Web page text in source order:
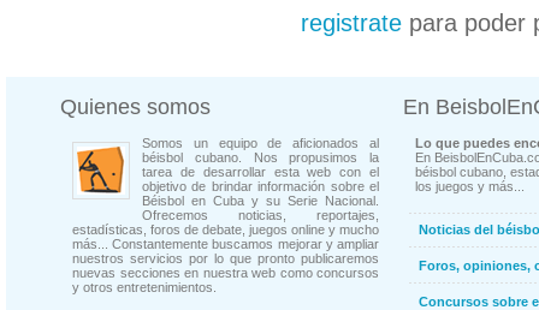
registrate para poder
Quienes somos
Somos un equipo de aficionados al
béisbol cubano. Nos propusimos la
tarea de desarrollar esta web con el
objetivo de brindar información sobre el
Béisbol en Cuba y su Serie Nacional.
Ofrecemos noticias, reportajes,
estadísticas, foros de debate, juegos online y mucho
más... Constantemente buscamos mejorar y ampliar
nuestros servicios por lo que pronto publicaremos
nuevas secciones en nuestra web como concursos
y otros entretenimientos.
En
Lo que puedes
En
béisbol cubano,
los juegos y más...
Noticias del
Foros, opiniones,
Concursos sobre